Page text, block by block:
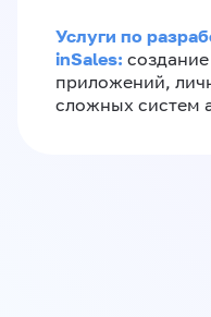
Услуги по
inSales:
приложений,
сложных систем